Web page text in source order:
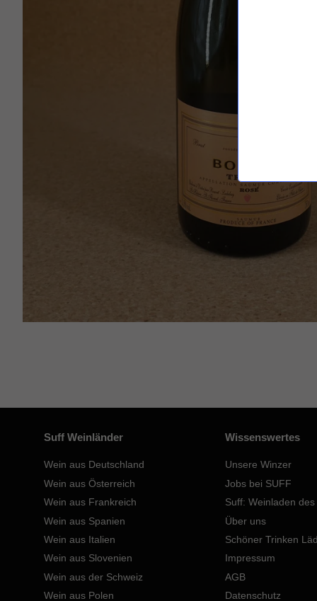
Suff Weinländer
Wein aus Deutschland
Wein aus Österreich
Wein aus Frankreich
Wein aus Spanien
Wein aus Italien
Wein aus Slovenien
Wein aus der Schweiz
Wein aus Polen
Wissenswertes
Unsere Winzer
Jobs bei SUFF
Suff: Weinladen
Über uns
Schöner Trinken
Impressum
AGB
Datenschutz